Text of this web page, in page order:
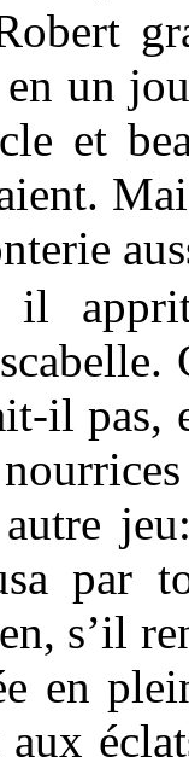
un
et
il
il pas,
par
s’il
en